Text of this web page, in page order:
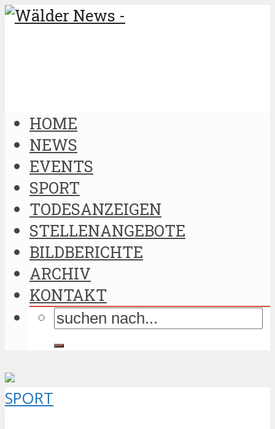
HOME
NEWS
EVENTS
SPORT
TODESANZEIGEN
STELLENANGEBOTE
BILDBERICHTE
ARCHIV
KONTAKT
SPORT